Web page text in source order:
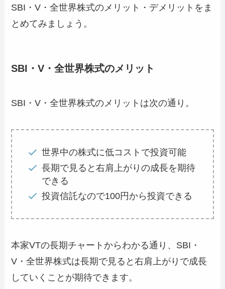
SBI・V・全世界株式のメリット・デメリットをま
とめてみましょう。
SBI・V・全世界株式のメリット
SBI・V・全世界株式のメリットは次の通り。
世界中の株式に低コストで投資可能
長期で見ると右肩上がりの成長を期待
できる
投資信託なので100円から投資できる
本家VTの長期チャートからわかる通り、SBI・
V・全世界株式は長期で見ると右肩上がりで成長
していくことが期待できます。